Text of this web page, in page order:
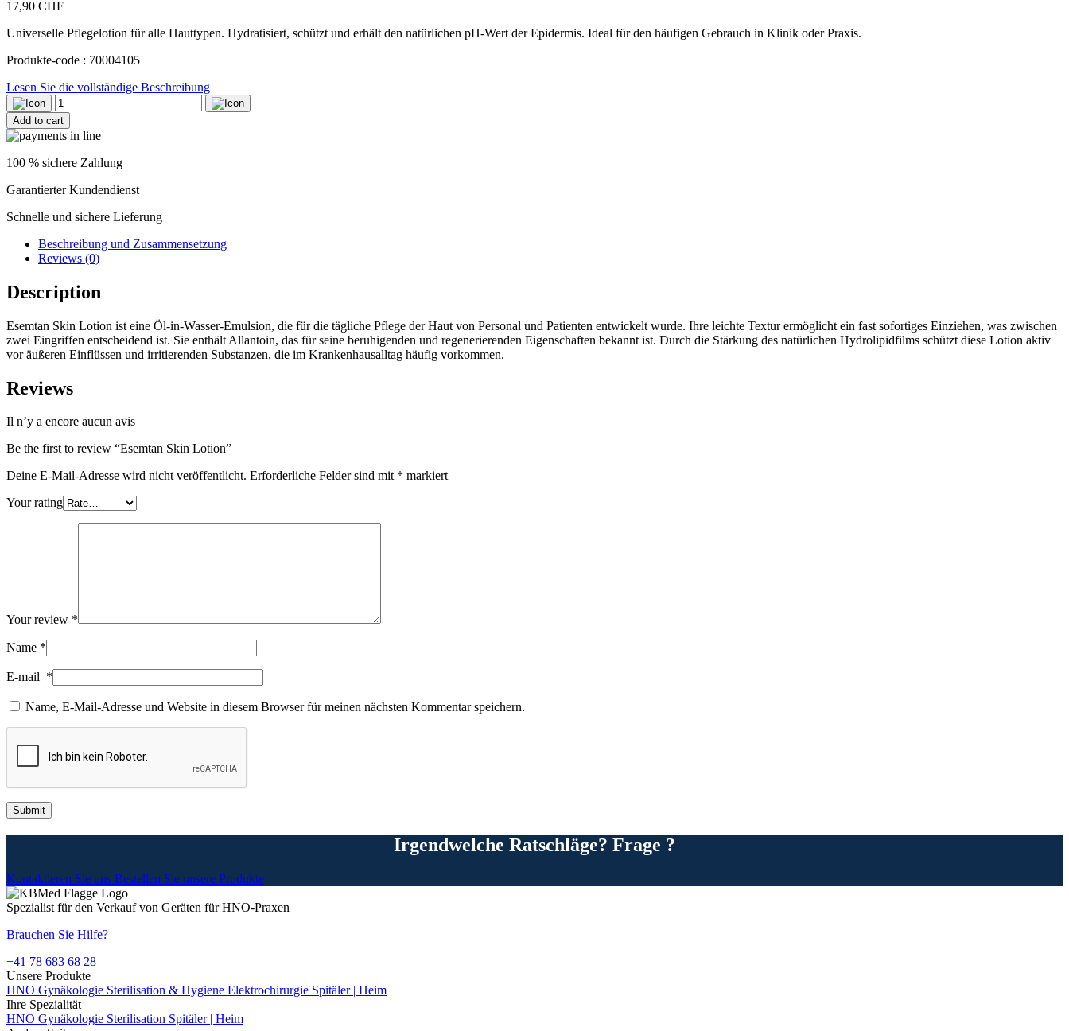
17,90 CHF
Universelle Pflegelotion für alle Hauttypen. Hydratisiert, schützt und erhält den natürlichen pH-Wert der Epidermis. Ideal für den häufigen Gebrauch in Klinik oder Praxis.
Produkte-code : 70004105
Lesen Sie die vollständige Beschreibung
Esemtan
Skin
Lotion
quantity
Add to cart
100 % sichere Zahlung
Garantierter Kundendienst
Schnelle und sichere Lieferung
Beschreibung und Zusammensetzung
Reviews (0)
Description
Esemtan Skin Lotion ist eine Öl-in-Wasser-Emulsion, die für die tägliche Pflege der Haut von Personal und Patienten entwickelt wurde. Ihre leichte Textur ermöglicht ein fast sofortiges Einziehen, was zwischen
zwei Eingriffen entscheidend ist. Sie enthält Allantoin, das für seine beruhigenden und regenerierenden Eigenschaften bekannt ist. Durch die Stärkung des natürlichen Hydrolipidfilms schützt diese Lotion aktiv
vor äußeren Einflüssen und irritierenden Substanzen, die im Krankenhausalltag häufig vorkommen.
Reviews
Il n’y a encore aucun avis
Be the first to review “Esemtan Skin Lotion”
Deine E-Mail-Adresse wird nicht veröffentlicht. Erforderliche Felder sind mit * markiert
Your rating
Your review *
Name *
E-mail *
Name, E-Mail-Adresse und Website in diesem Browser für meinen nächsten Kommentar speichern.
Irgendwelche Ratschläge? Frage ?
Kontaktieren Sie uns Bestellen Sie unsere Produkte
Spezialist für den Verkauf von Geräten für HNO-Praxen
Brauchen Sie Hilfe?
+41 78 683 68 28
Unsere Produkte
HNO Gynäkologie Sterilisation & Hygiene Elektrochirurgie Spitäler | Heim
Ihre Spezialität
HNO Gynäkologie Sterilisation Spitäler | Heim